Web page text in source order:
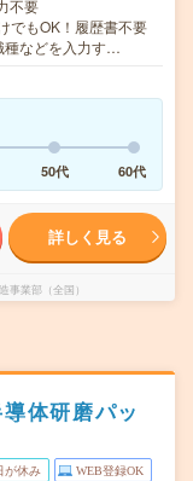
不要
でもOK！履歴書不要
種などを入力す…
50代 60代
詳しく見る
業部（全国）
体研磨パッ
が休み WEB登録OK